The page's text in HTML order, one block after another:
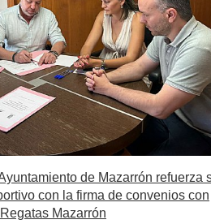
de Mazarrón refuerza
con la firma de convenios con
Mazarrón